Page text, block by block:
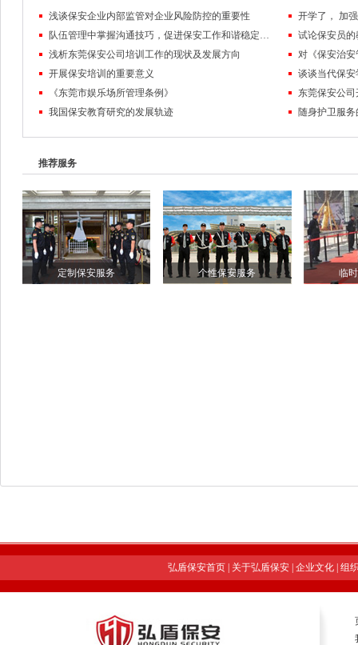
浅谈保安企业内部监管对企业风险防控的重要性
队伍管理中掌握沟通技巧，促进保安工作和谐稳定发展
试论保安员
浅析东莞保安公司培训工作的现状及发展方向
对《保安治
开展保安培训的重要意义
谈谈当代保
《东莞市娱乐场所管理条例》
东莞保安公
我国保安教育研究的发展轨迹
随身护卫服
推荐服务
定制保安服务 个性保安服务 临
弘盾保安首页| 关于弘盾保安| 企业文化| 组